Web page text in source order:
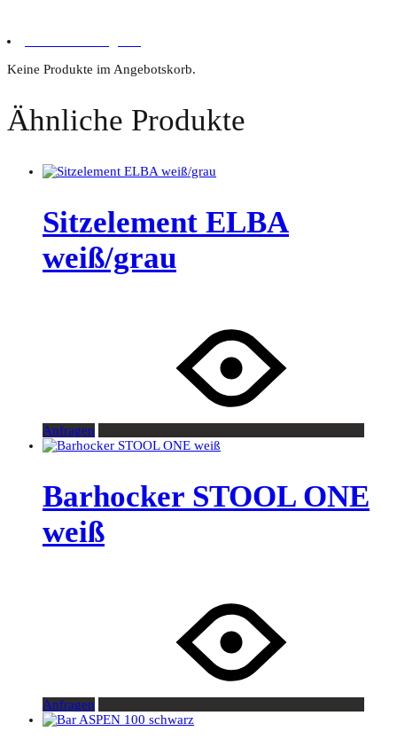
Keine Produkte im Angebotskorb.
Ähnliche Produkte
Sitzelement ELBA
weiß/grau
Anfragen
Barhocker STOOL ONE
weiß
Anfragen